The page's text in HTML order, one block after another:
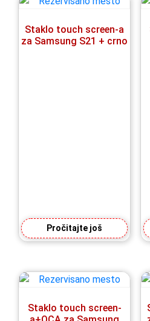
Staklo touch screen-a
za Samsung S21 + crno
Pročitajte još
Staklo touch screen-